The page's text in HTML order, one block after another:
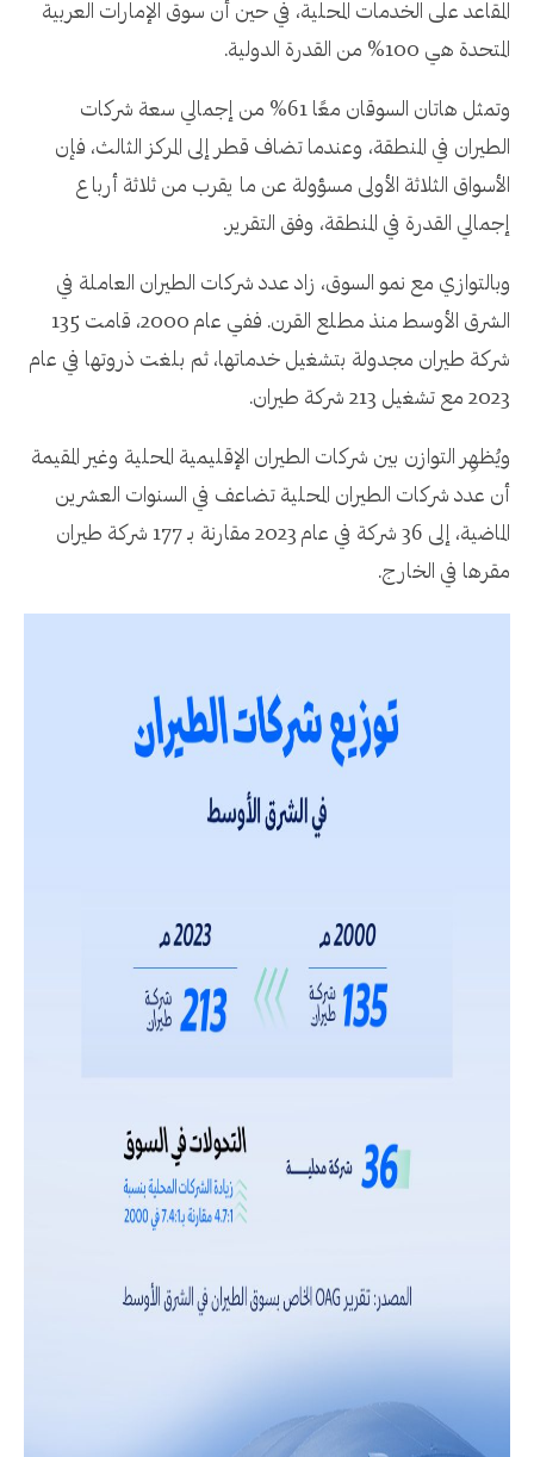
المقاعد على الخدمات المحلية، في حين أن سوق الإمارات العربية
المتحدة هي 100% من القدرة الدولية.
وتمثل هاتان السوقان معًا 61% من إجمالي سعة شركات
الطيران في المنطقة، وعندما تضاف قطر إلى المركز الثالث، فإن
الأسواق الثلاثة الأولى مسؤولة عن ما يقرب من ثلاثة أرباع
إجمالي القدرة في المنطقة، وفق التقرير.
وبالتوازي مع نمو السوق، زاد عدد شركات الطيران العاملة في
الشرق الأوسط منذ مطلع القرن. ففي عام 2000، قامت 135
شركة طيران مجدولة بتشغيل خدماتها، ثم بلغت ذروتها في عام
2023 مع تشغيل 213 شركة طيران.
ويُظهِر التوازن بين شركات الطيران الإقليمية المحلية وغير المقيمة
أن عدد شركات الطيران المحلية تضاعف في السنوات العشرين
الماضية، إلى 36 شركة في عام 2023 مقارنة بـ 177 شركة طيران
مقرها في الخارج.